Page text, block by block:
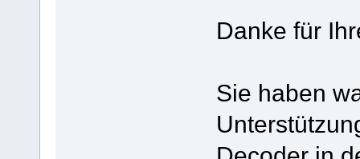
Danke für
Sie haben